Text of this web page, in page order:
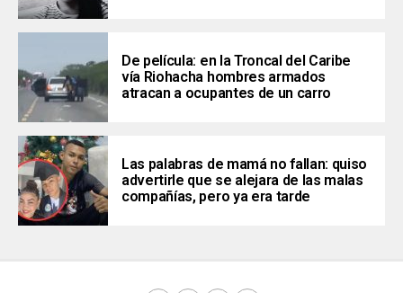
De película: en la Troncal del Caribe
vía Riohacha hombres armados
atracan a ocupantes de un carro
Las palabras de mamá no fallan: quiso
advertirle que se alejara de las malas
compañías, pero ya era tarde